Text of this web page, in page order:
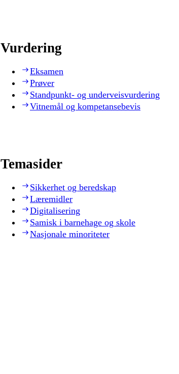
Vurdering
Eksamen
Prøver
Standpunkt- og underveisvurdering
Vitnemål og kompetansebevis
Temasider
Sikkerhet og beredskap
Læremidler
Digitalisering
Samisk i barnehage og skole
Nasjonale minoriteter